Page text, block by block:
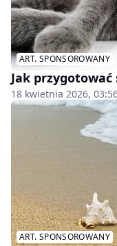
ART. SPONSOROWANY
Jak
18 kwietnia 2026,
ART. SPONSOROWANY